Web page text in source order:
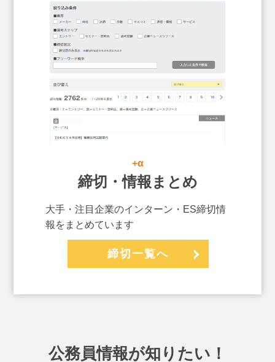
+α
締切・情報まとめ
大手・注目企業のインターン・ES締切情
報をまとめています
締切一覧へ
公務員情報が知りたい！